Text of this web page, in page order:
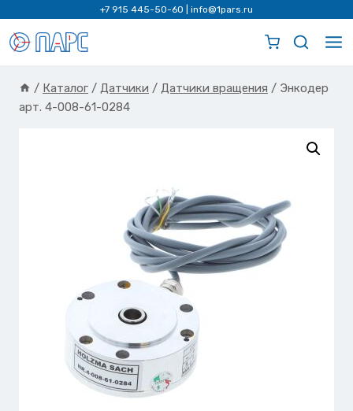
содержимому
+7 915 445-50-60 info@1pars.ru
/ Каталог / Датчики / Датчики вращения / Энкодер
арт. 4-008-61-0284